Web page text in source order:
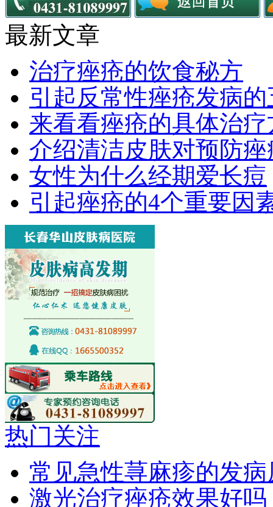
最新文章
治疗痤疮的饮食秘方
引起反常性痤疮发病
来看看痤疮的具体治疗
介绍清洁皮肤对预防
女性为什么经期爱长痘
引起痤疮的4个重要因
热门关注
常见急性荨麻疹的发病
激光治疗痤疮效果好吗